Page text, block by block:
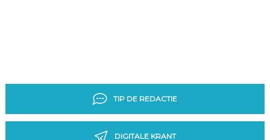
TIP DE REDACTIE
DIGITALE KRANT